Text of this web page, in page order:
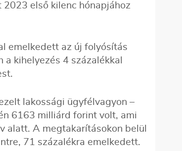
első kilenc hónapjához
emelkedett az új folyósítás
kihelyezés 4 százalékkal
lakossági ügyfélvagyon –
6163 milliárd forint volt, ami
alatt. A megtakarításokon belül
71 százalékra emelkedett.